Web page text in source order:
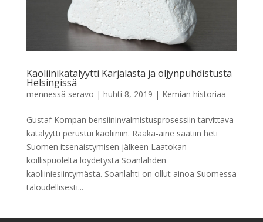
Kaoliinikatalyytti Karjalasta ja öljynpuhdistusta
Helsingissä
mennessä seravo | huhti 8, 2019 | Kemian historiaa
Gustaf Kompan bensiininvalmistusprosessiin tarvittava
katalyytti perustui kaoliiniin. Raaka-aine saatiin heti
Suomen itsenäistymisen jälkeen Laatokan
koillispuolelta löydetystä Soanlahden
kaoliiniesiintymästä. Soanlahti on ollut ainoa Suomessa
taloudellisesti...